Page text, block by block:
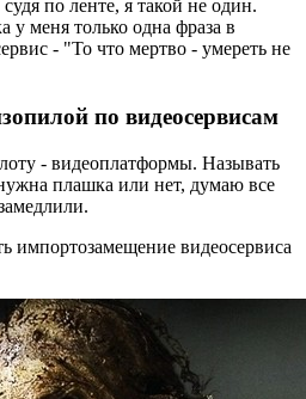
по ленте, я такой не один.
меня только одна фраза в
- "То что мертво - умереть не
по видеосервисам
- видеоплатформы. Называть
плашка или нет, думаю все
импортозамещение видеосервиса